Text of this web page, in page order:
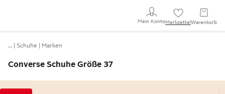
Mein KontoMerkzettel Warenkorb
… Schuhe Marken
Converse Schuhe Größe 37